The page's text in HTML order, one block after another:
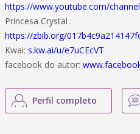
https://www.youtube.com/
Princesa Crystal :
https://zbib.org/
Kwai: s.kw.ai/u/e7uCEcVT
facebook do autor:
Perfil completo